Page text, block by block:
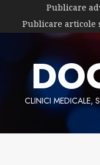
content
Publicare
Publicare articole
CLINICI MEDICALE,